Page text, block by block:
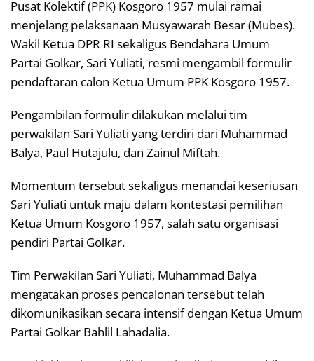
Pusat Kolektif (PPK) Kosgoro 1957 mulai ramai
menjelang pelaksanaan Musyawarah Besar (Mubes).
Wakil Ketua DPR RI sekaligus Bendahara Umum
Partai Golkar, Sari Yuliati, resmi mengambil formulir
pendaftaran calon Ketua Umum PPK Kosgoro 1957.
Pengambilan formulir dilakukan melalui tim
perwakilan Sari Yuliati yang terdiri dari Muhammad
Balya, Paul Hutajulu, dan Zainul Miftah.
Momentum tersebut sekaligus menandai keseriusan
Sari Yuliati untuk maju dalam kontestasi pemilihan
Ketua Umum Kosgoro 1957, salah satu organisasi
pendiri Partai Golkar.
Tim Perwakilan Sari Yuliati, Muhammad Balya
mengatakan proses pencalonan tersebut telah
dikomunikasikan secara intensif dengan Ketua Umum
Partai Golkar Bahlil Lahadalia.